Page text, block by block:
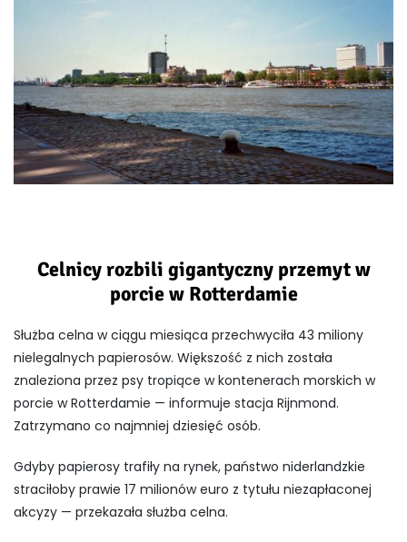
Celnicy rozbili gigantyczny przemyt w
porcie w Rotterdamie
Służba celna w ciągu miesiąca przechwyciła 43 miliony
nielegalnych papierosów. Większość z nich została
znaleziona przez psy tropiące w kontenerach morskich w
porcie w Rotterdamie — informuje stacja Rijnmond.
Zatrzymano co najmniej dziesięć osób.
Gdyby papierosy trafiły na rynek, państwo niderlandzkie
straciłoby prawie 17 milionów euro z tytułu niezapłaconej
akcyzy — przekazała służba celna.